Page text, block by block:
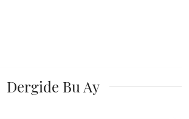
Dergide Bu Ay